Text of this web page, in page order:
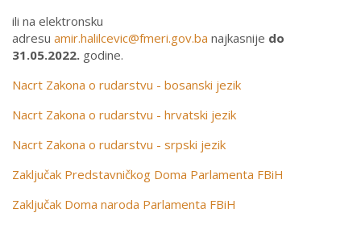
ili na elektronsku
adresu amir.halilcevic@fmeri.gov.ba najkasnije do
31.05.2022. godine.
Nacrt Zakona o rudarstvu - bosanski jezik
Nacrt Zakona o rudarstvu - hrvatski jezik
Nacrt Zakona o rudarstvu - srpski jezik
Zaključak Predstavničkog Doma Parlamenta FBiH
Zaključak Doma naroda Parlamenta FBiH